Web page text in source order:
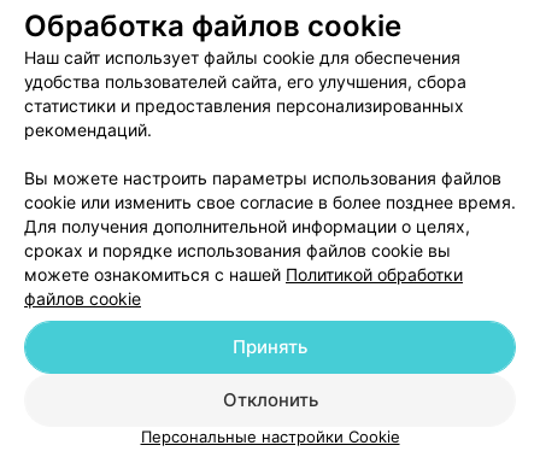
Пользовательское соглашение
Способы оплаты
Вакансии
Партнеры
Написать руководителю 103.by
Обработка персональных данных
© 2026 ООО «Артокс Лаб», УНП 191700409
| 220012, Республика Беларусь,
г. Минск, улица Толбухина, 2, пом. 16 | help@103.by
Служба поддержки +375 291212755
Обработка файлов cookie
Наш сайт использует файлы cookie для обеспечения
удобства пользователей сайта, его улучшения, сбора
статистики и предоставления персонализированных
рекомендаций.
Вы можете настроить параметры использования файлов
cookie или изменить свое согласие в более позднее время.
Для получения дополнительной информации о целях,
сроках и порядке использования файлов cookie вы
можете ознакомиться с нашей Политикой обработки
файлов cookie
Отклонить
Принять
Персональные настройки Cookie